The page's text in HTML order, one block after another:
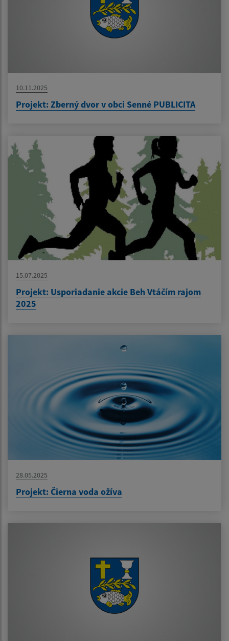
10.11.2025
Projekt: Zberný dvor v obci Senné PUBLICITA
15.07.2025
Projekt: Usporiadanie akcie Beh Vtáčím rajom
2025
28.05.2025
Projekt: Čierna voda ožíva